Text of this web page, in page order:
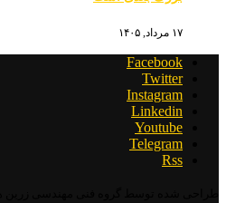
۱۷ مرداد, ۱۴۰۵
Facebook
Twitter
Instagram
Linkedin
Youtube
Telegram
Rss